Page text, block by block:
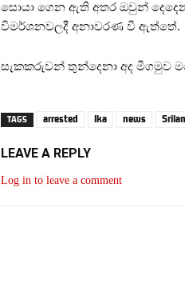
සොයා ගෙන ඇති අතර ඔවුන්
විමර්ශනවලදී අනාවරණ වී ඇත්තේ.
සැකකරුවන් තුන්දෙනා අද මීගමුව
TAGS arrested lka news
LEAVE A REPLY
Log in to leave a comment